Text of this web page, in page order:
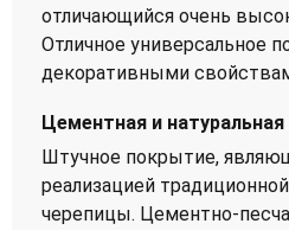
отличающийся очень
Отличное универсальное
декоративными
Цементная и натуральная
Штучное покрытие,
реализацией
черепицы. Цементно-